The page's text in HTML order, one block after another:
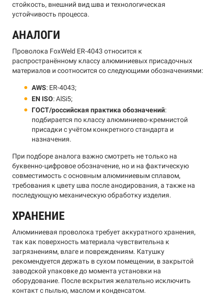
стойкость, внешний вид шва и технологическая
устойчивость процесса.
АНАЛОГИ
Проволока FoxWeld ER-4043 относится к
распространённому классу алюминиевых присадочных
материалов и соотносится со следующими обозначениями:
AWS: ER-4043;
EN ISO: AlSi5;
ГОСТ/российская практика обозначений:
подбирается по классу алюминиево-кремнистой
присадки с учётом конкретного стандарта и
назначения.
При подборе аналога важно смотреть не только на
буквенно-цифровое обозначение, но и на фактическую
совместимость с основным алюминиевым сплавом,
требования к цвету шва после анодирования, а также на
последующую механическую обработку изделия.
ХРАНЕНИЕ
Алюминиевая проволока требует аккуратного хранения,
так как поверхность материала чувствительна к
загрязнениям, влаге и повреждениям. Катушку
рекомендуется держать в сухом помещении, в закрытой
заводской упаковке до момента установки на
оборудование. После вскрытия желательно исключить
контакт с пылью, маслом и конденсатом.